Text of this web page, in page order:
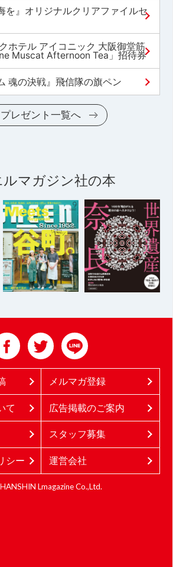
を』オリジナルクリアファイルセ
ホテル アイコニック 大阪御堂筋
Muscat Afternoon Tea」招待券
魂の決戦』飛信隊の旗ペン
プレゼント一覧へ
ルマガジン社の本
メルマガ登録
て 広告掲載のご案内
スタッフ募集
シー 運営会社
Lmagazine Co.,Ltd.